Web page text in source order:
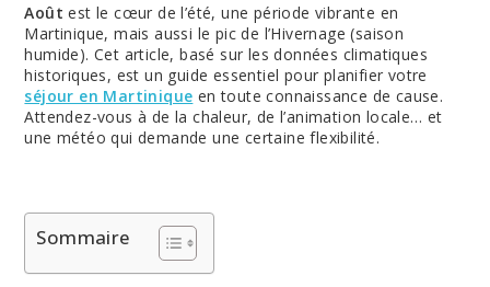
Août est le cœur de l’été, une période vibrante en
Martinique, mais aussi le pic de l’Hivernage (saison
humide). Cet article, basé sur les données climatiques
historiques, est un guide essentiel pour planifier votre
séjour en Martinique en toute connaissance de cause.
Attendez-vous à de la chaleur, de l’animation locale… et
une météo qui demande une certaine flexibilité.
Sommaire